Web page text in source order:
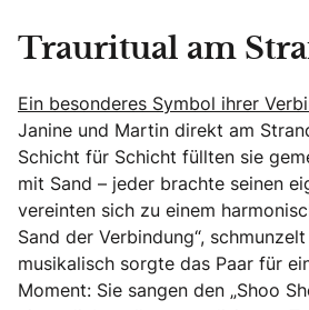
Trauritual am
Ein besonderes Symbol ihrer
Janine und Martin direkt am
Schicht für Schicht füllten sie
mit Sand – jeder brachte seinen
vereinten sich zu einem
Sand der Verbindung“,
musikalisch sorgte das Paar für
Moment: Sie sangen den „Shoo